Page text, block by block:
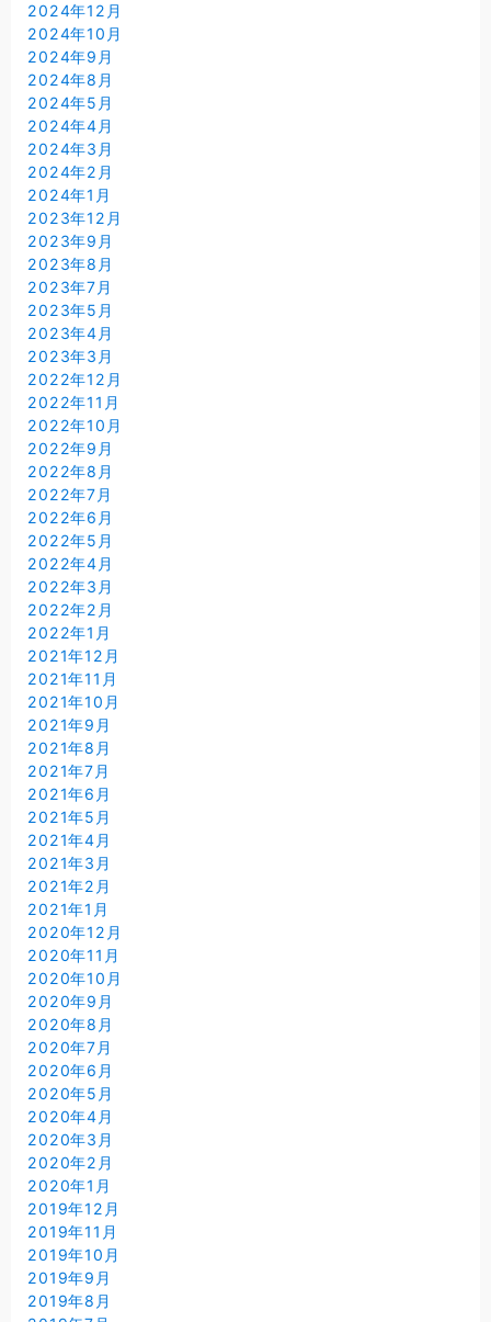
2024年12月
2024年10月
2024年9月
2024年8月
2024年5月
2024年4月
2024年3月
2024年2月
2024年1月
2023年12月
2023年9月
2023年8月
2023年7月
2023年5月
2023年4月
2023年3月
2022年12月
2022年11月
2022年10月
2022年9月
2022年8月
2022年7月
2022年6月
2022年5月
2022年4月
2022年3月
2022年2月
2022年1月
2021年12月
2021年11月
2021年10月
2021年9月
2021年8月
2021年7月
2021年6月
2021年5月
2021年4月
2021年3月
2021年2月
2021年1月
2020年12月
2020年11月
2020年10月
2020年9月
2020年8月
2020年7月
2020年6月
2020年5月
2020年4月
2020年3月
2020年2月
2020年1月
2019年12月
2019年11月
2019年10月
2019年9月
2019年8月